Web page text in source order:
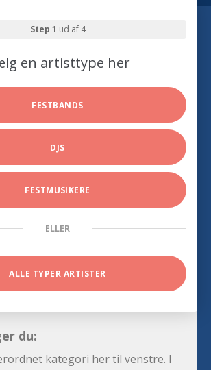
Step 1 ud af 4
en artisttype her
FESTBANDS
DJS
FESTMUSIKERE
ELLER
ALLE TYPER ARTISTER
du:
kategori her til venstre. I